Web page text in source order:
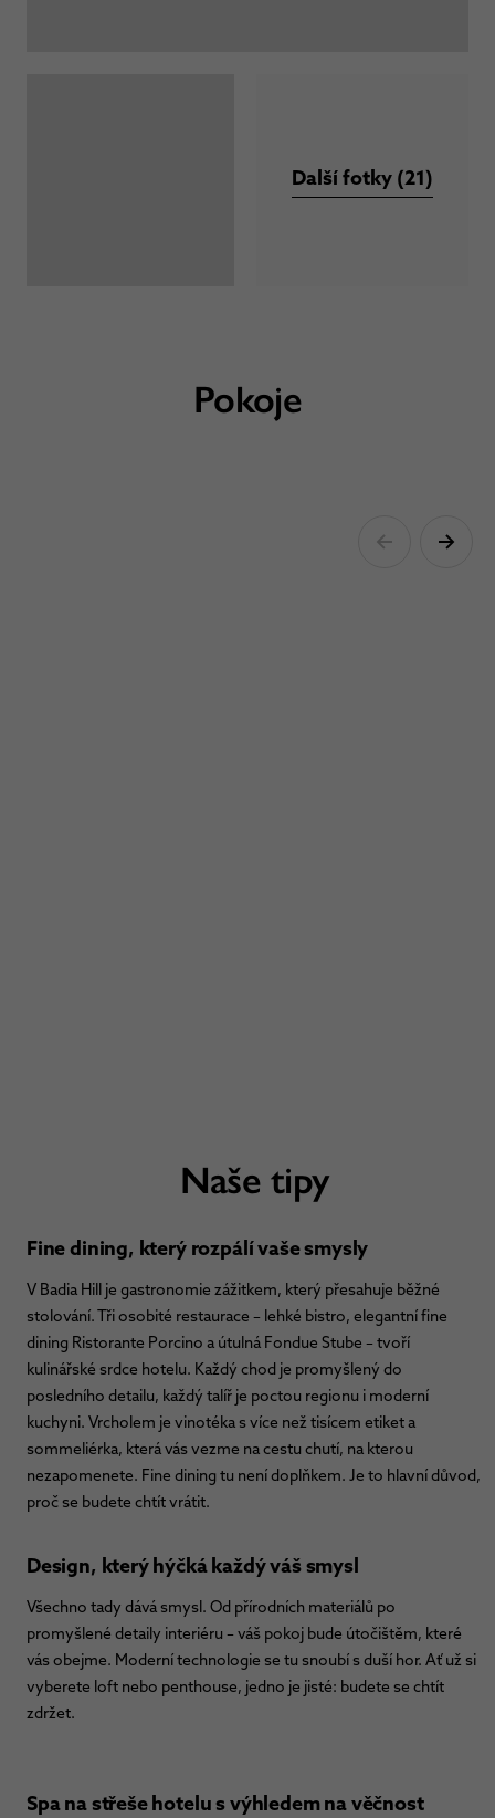
Další fotky (21)
Pokoje
Naše tipy
Fine dining, který rozpálí vaše smysly
V Badia Hill je gastronomie zážitkem, který přesahuje běžné
stolování. Tři osobité restaurace – lehké bistro, elegantní fine
dining Ristorante Porcino a útulná Fondue Stube – tvoří
kulinářské srdce hotelu. Každý chod je promyšlený do
posledního detailu, každý talíř je poctou regionu i moderní
kuchyni. Vrcholem je vinotéka s více než tisícem etiket a
sommeliérka, která vás vezme na cestu chutí, na kterou
nezapomenete. Fine dining tu není doplňkem. Je to hlavní důvod,
proč se budete chtít vrátit.
Design, který hýčká každý váš smysl
Všechno tady dává smysl. Od přírodních materiálů po
promyšlené detaily interiéru – váš pokoj bude útočištěm, které
vás obejme. Moderní technologie se tu snoubí s duší hor. Ať už si
vyberete loft nebo penthouse, jedno je jisté: budete se chtít
zdržet.
Spa na střeše hotelu s výhledem na věčnost